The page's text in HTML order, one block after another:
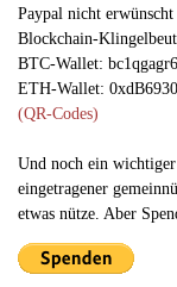
Paypal nicht
Blockchain-
BTC-Wallet:
ETH-Wallet:
(QR-Codes)
Und noch ein
eingetragener
etwas nütze. Aber